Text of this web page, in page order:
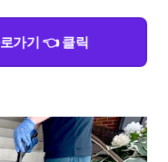
가기 👈 클릭